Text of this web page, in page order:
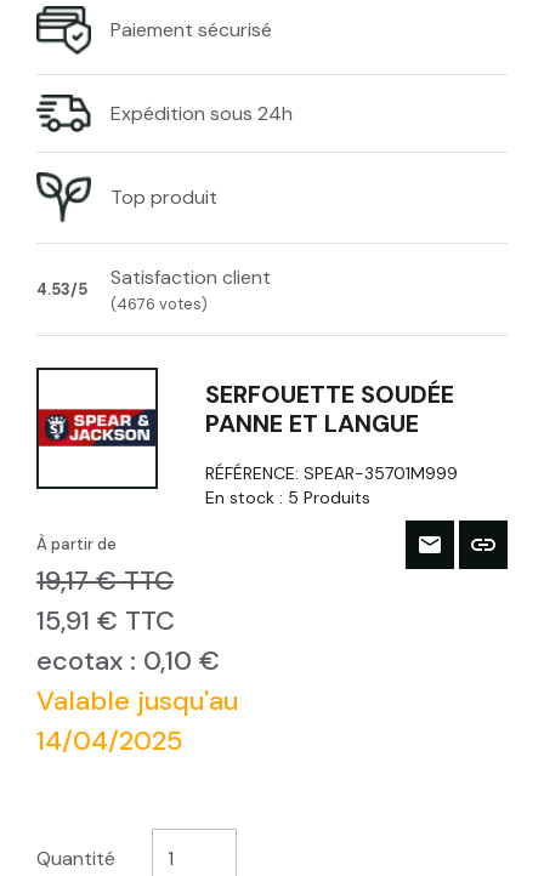
Paiement sécurisé
Expédition sous 24h
Top produit
4.53/5 Satisfaction client
(4676 votes)
SERFOUETTE SOUDÉE
PANNE ET LANGUE
RÉFÉRENCE:SPEAR-35701M999
En stock : 5 Produits
À partir de
19,17 € TTC
15,91 € TTC
ecotax : 0,10 €
Valable jusqu'au
14/04/2025
Quantité